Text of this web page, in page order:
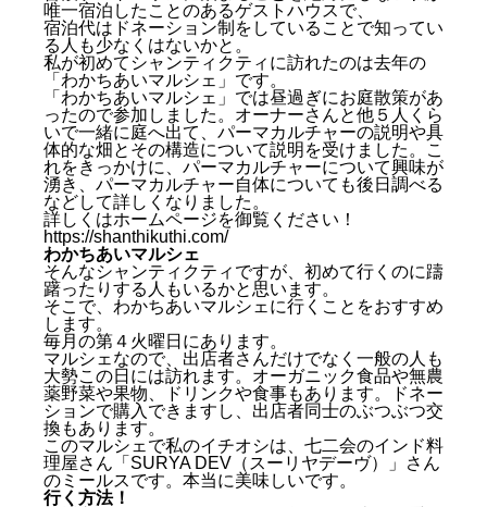
唯一宿泊したことのあるゲストハウスで、
宿泊代はドネーション制をしていることで知ってい
る人も少なくはないかと。
私が初めてシャンティクティに訪れたのは去年の
「わかちあいマルシェ」です。
「わかちあいマルシェ」では昼過ぎにお庭散策があ
ったので参加しました。オーナーさんと他５人くら
いで一緒に庭へ出て、パーマカルチャーの説明や具
体的な畑とその構造について説明を受けました。こ
れをきっかけに、パーマカルチャーについて興味が
湧き、パーマカルチャー自体についても後日調べる
などして詳しくなりました。
詳しくはホームページを御覧ください！
https://shanthikuthi.com/
わかちあいマルシェ
そんなシャンティクティですが、初めて行くのに躊
躇ったりする人もいるかと思います。
そこで、わかちあいマルシェに行くことをおすすめ
します。
毎月の第４火曜日にあります。
マルシェなので、出店者さんだけでなく一般の人も
大勢この日には訪れます。オーガニック食品や無農
薬野菜や果物、ドリンクや食事もあります。ドネー
ションで購入できますし、出店者同士のぶつぶつ交
換もあります。
このマルシェで私のイチオシは、七二会のインド料
理屋さん「SURYA DEV（スーリヤデーヴ）」さん
のミールスです。本当に美味しいです。
行く方法！